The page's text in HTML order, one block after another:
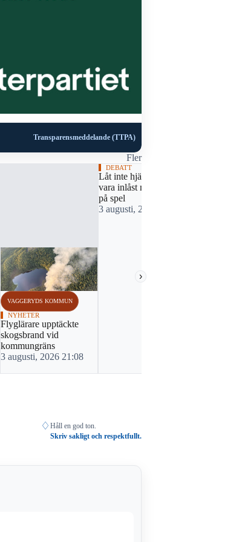
Transparensmeddelande (TTPA)
Fler
›
VAGGERYDS KOMMUN
NYHETER
Flyglärare upptäckte
skogsbrand vid
kommungräns
3 augusti, 2026 21:08
DEBATT
Låt inte hjärtstartaren
vara inlåst när livet står
på spel
3 augusti, 2026 07:18
♢ Håll en god ton.
Skriv sakligt och respektfullt.